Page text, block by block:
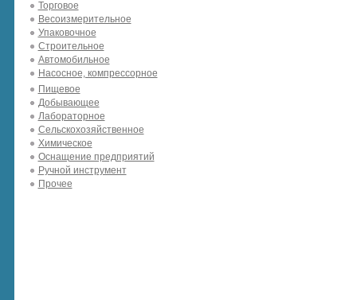
Торговое
Весоизмерительное
Упаковочное
Строительное
Автомобильное
Насосное, компрессорное
Пищевое
Добывающее
Лабораторное
Сельскохозяйственное
Химическое
Оснащение предприятий
Ручной инструмент
Прочее